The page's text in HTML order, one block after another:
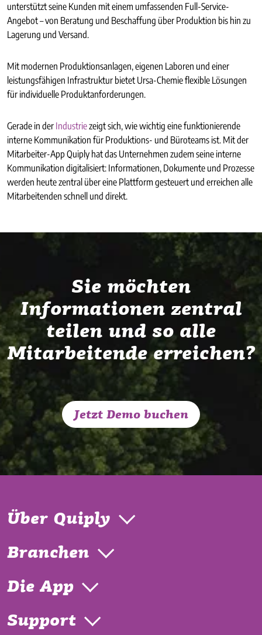
unterstützt seine Kunden mit einem umfassenden Full-Service-
Angebot – von Beratung und Beschaffung über Produktion bis hin zu
Lagerung und Versand.
Mit modernen Produktionsanlagen, eigenen Laboren und einer
leistungsfähigen Infrastruktur bietet Ursa-Chemie flexible Lösungen
für individuelle Produktanforderungen.
Gerade in der Industriezeigt sich, wie wichtig eine funktionierende
interne Kommunikation für Produktions- und Büroteams ist. Mit der
Mitarbeiter-App Quiply hat das Unternehmen zudem seine interne
Kommunikation digitalisiert: Informationen, Dokumente und Prozesse
werden heute zentral über eine Plattform gesteuert und erreichen alle
Mitarbeitenden schnell und direkt.
Sie möchten
Informationen zentral
teilen und so alle
Mitarbeitende erreichen?
Jetzt Demo buchen
Über Quiply
Branchen
Die App
Support